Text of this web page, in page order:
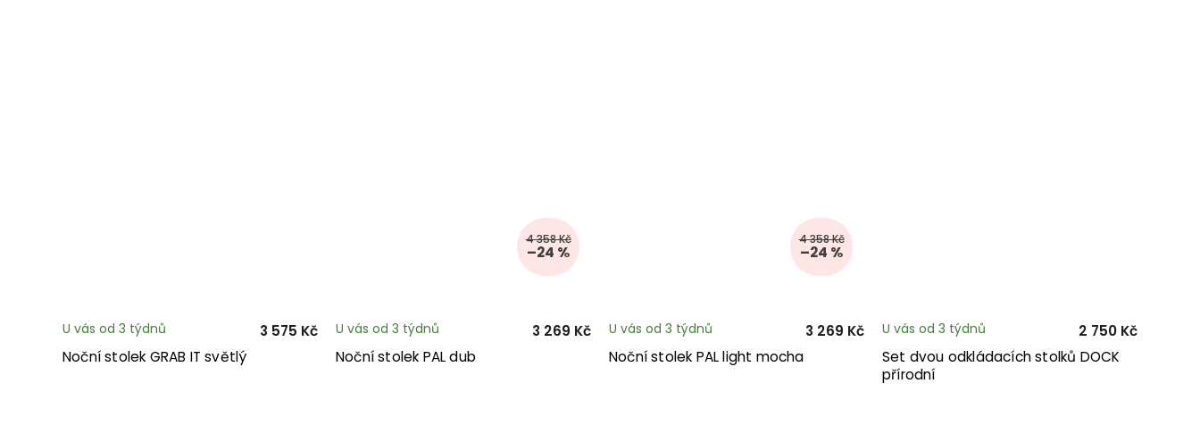
Noční stolek GRAB IT světlý
U vás od 3 týdnů 3 575 Kč
4 358 Kč
–24 %
Noční stolek PAL dub
U vás od 3 týdnů 3 269 Kč
4 358 Kč
–24 %
Noční stolek PAL light mocha
U vás od 3 týdnů
3 269 Kč
Set dvou odkládacích stolků DOCK
přírodní
U vás od 3 týdnů 2 750 Kč